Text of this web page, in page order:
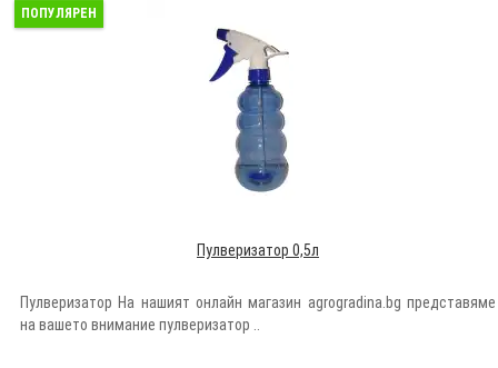
ПОПУЛЯРЕН
Пулверизатор 0,5л
Пулверизатор На нашият онлайн магазин agrogradina.bg представяме
на вашето внимание пулверизатор ..